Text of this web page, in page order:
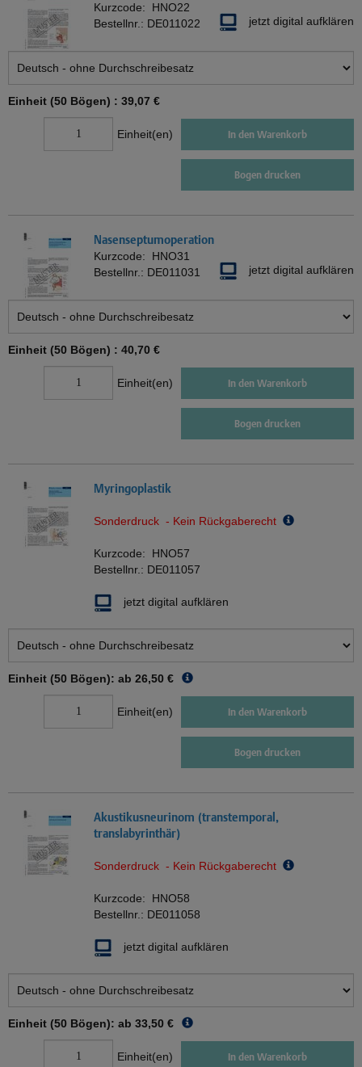
Kurzcode: HNO22
Bestellnr.: DE011022 jetzt digital aufklären
Einheit (50 Bögen) : 39,07 €
Einheit(en) In den Warenkorb
Bogen drucken
Nasenseptumoperation
Kurzcode: HNO31
Bestellnr.: DE011031 jetzt digital aufklären
Einheit (50 Bögen) : 40,70 €
Einheit(en) In den Warenkorb
Bogen drucken
Myringoplastik
Sonderdruck - Kein Rückgaberecht
Kurzcode: HNO57
Bestellnr.: DE011057
jetzt digital aufklären
Einheit (50 Bögen): ab 26,50 €
Einheit(en) In den Warenkorb
Bogen drucken
Akustikusneurinom (transtemporal,
translabyrinthär)
Sonderdruck - Kein Rückgaberecht
Kurzcode: HNO58
Bestellnr.: DE011058
jetzt digital aufklären
Einheit (50 Bögen): ab 33,50 €
Einheit(en) In den Warenkorb